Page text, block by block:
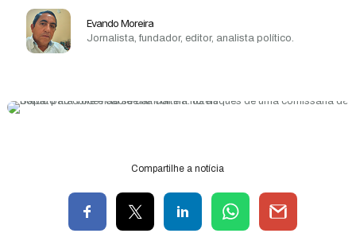
Evando Moreira
Jornalista, fundador, editor, analista político.
Compartilhe a notícia